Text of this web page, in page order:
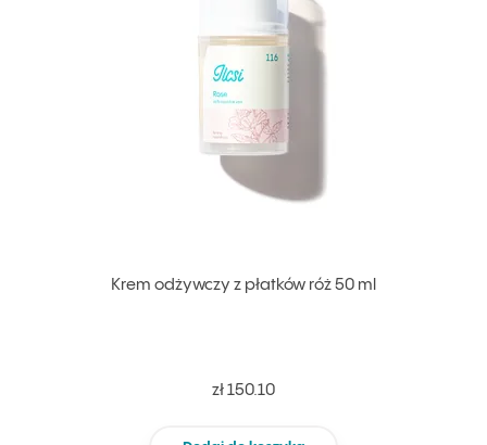
Krem odżywczy z płatków róż 50 ml
zł 150.10